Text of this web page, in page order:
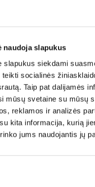
naudoja slapukus
slapukus siekdami
socialinės
Taip pat dalijamės
mūsų svetaine su mūsų
reklamos ir analizės
kita informacija, kurią
jums naudojantis jų
nuo antakių vidurio į
naudokite
duomenys
KODAS
N
PAVADINIMAS
Logical naktinis kremas